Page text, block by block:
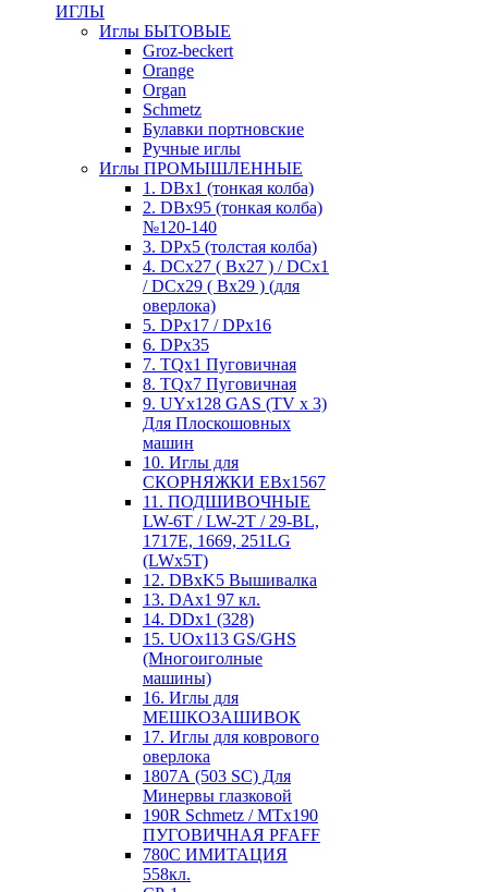
ИГЛЫ
Иглы БЫТОВЫЕ
Groz-beckert
Orange
Organ
Schmetz
Булавки портновские
Ручные иглы
Иглы ПРОМЫШЛЕННЫЕ
1. DBx1 (тонкая колба)
2. DBx95 (тонкая колба)
№120-140
3. DPx5 (толстая колба)
4. DCx27 ( Bx27 ) / DCx1
/ DCx29 ( Bx29 ) (для
оверлока)
5. DPx17 / DPx16
6. DPx35
7. TQx1 Пуговичная
8. TQx7 Пуговичная
9. UYx128 GAS (TV x 3)
Для Плоскошовных
машин
10. Иглы для
СКОРНЯЖКИ EBx1567
11. ПОДШИВОЧНЫЕ
LW-6T / LW-2T / 29-BL,
1717E, 1669, 251LG
(LWx5T)
12. DBxK5 Вышивалка
13. DAx1 97 кл.
14. DDx1 (328)
15. UOx113 GS/GHS
(Многоиголные
машины)
16. Иглы для
МЕШКОЗАШИВОК
17. Иглы для коврового
оверлока
1807А (503 SC) Для
Минервы глазковой
190R Schmetz / MTx190
ПУГОВИЧНАЯ PFAFF
780С ИМИТАЦИЯ
558кл.